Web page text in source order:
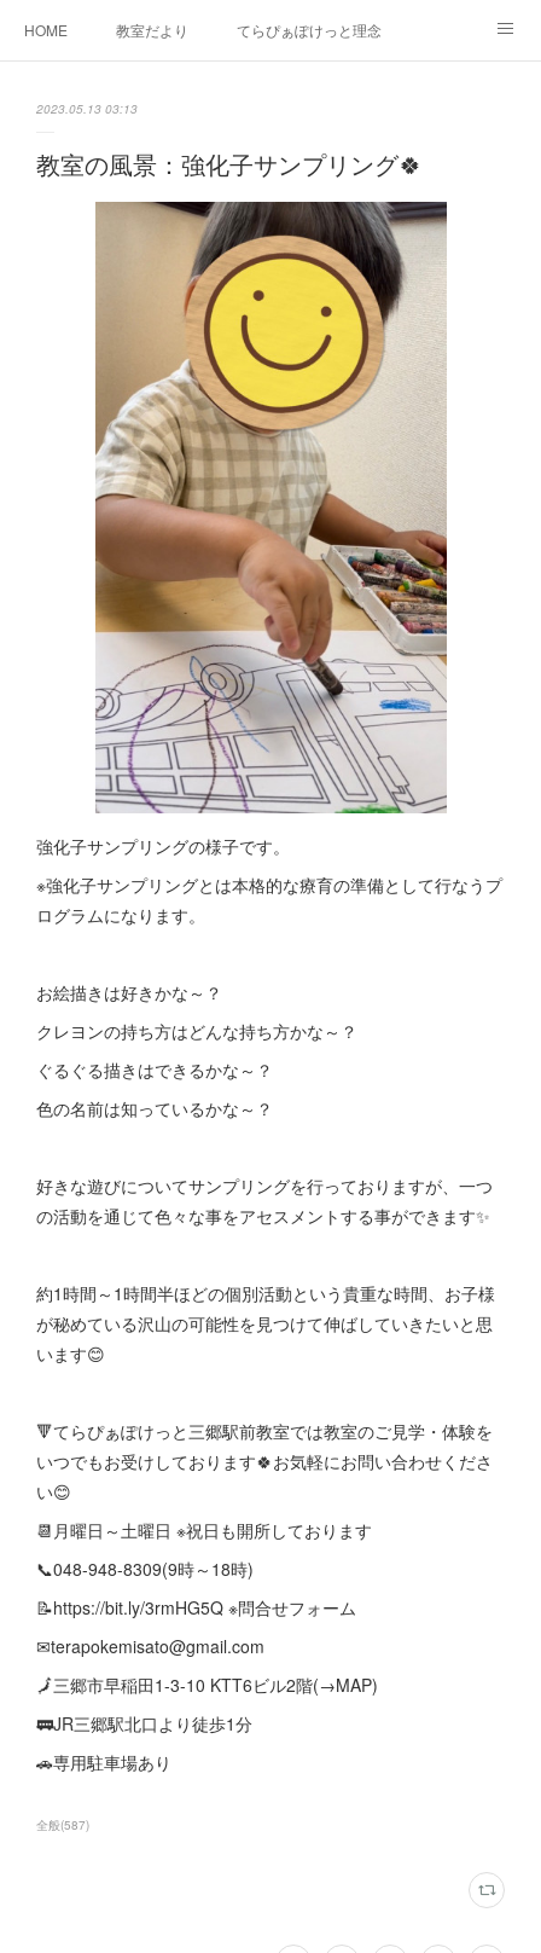
HOME 教室だより てらぴぁぽけっと理念
2023.05.13 03:13
教室の風景：強化子サンプリング🍀
強化子サンプリングの様子です。
※強化子サンプリングとは本格的な療育の準備として行なうプ
ログラムになります。
お絵描きは好きかな～？
クレヨンの持ち方はどんな持ち方かな～？
ぐるぐる描きはできるかな～？
色の名前は知っているかな～？
好きな遊びについてサンプリングを行っておりますが、一つ
の活動を通じて色々な事をアセスメントする事ができます✨
約1時間～1時間半ほどの個別活動という貴重な時間、お子様
が秘めている沢山の可能性を見つけて伸ばしていきたいと思
います😊
🔻てらぴぁぽけっと三郷駅前教室では教室のご見学・体験を
いつでもお受けしております🍀お気軽にお問い合わせくださ
い😊
📆月曜日～土曜日 ※祝日も開所しております
📞048-948-8309(9時～18時)
📝https://bit.ly/3rmHG5Q ※問合せフォーム
✉terapokemisato@gmail.com
🗾三郷市早稲田1-3-10 KTT6ビル2階(→MAP)
🚃JR三郷駅北口より徒歩1分
🚗専用駐車場あり
全般(587)